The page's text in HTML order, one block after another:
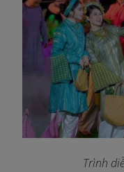
Trình